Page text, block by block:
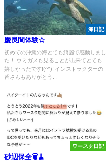
海日記
慶良間体験☆
初めての沖縄の海とても綺麗で感動しまし
た！ ウミガメも見ることが出来てとても
嬉しかったです!(^^)! インストラクターの
皆さんもありがとう...
ワースタ日記
砂辺保全🗑️🧹